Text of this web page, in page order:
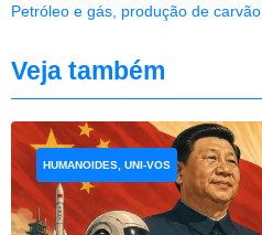
Petróleo e gás produção de carvão
Veja também
HUMANOIDES, UNI-VOS